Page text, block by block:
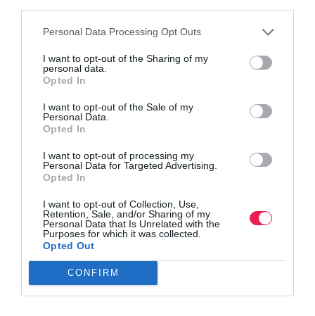
Personal Data Processing Opt Outs
I want to opt-out of the Sharing of my
personal data.
Opted In
I want to opt-out of the Sale of my
Personal Data.
Opted In
I want to opt-out of processing my
Personal Data for Targeted Advertising.
Opted In
I want to opt-out of Collection, Use,
Retention, Sale, and/or Sharing of my
Personal Data that Is Unrelated with the
Purposes for which it was collected.
Opted Out
CONFIRM